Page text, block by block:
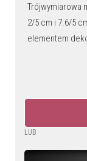
Trójwymiarowa
2/5 cm i 7.6/5
elementem
LUB